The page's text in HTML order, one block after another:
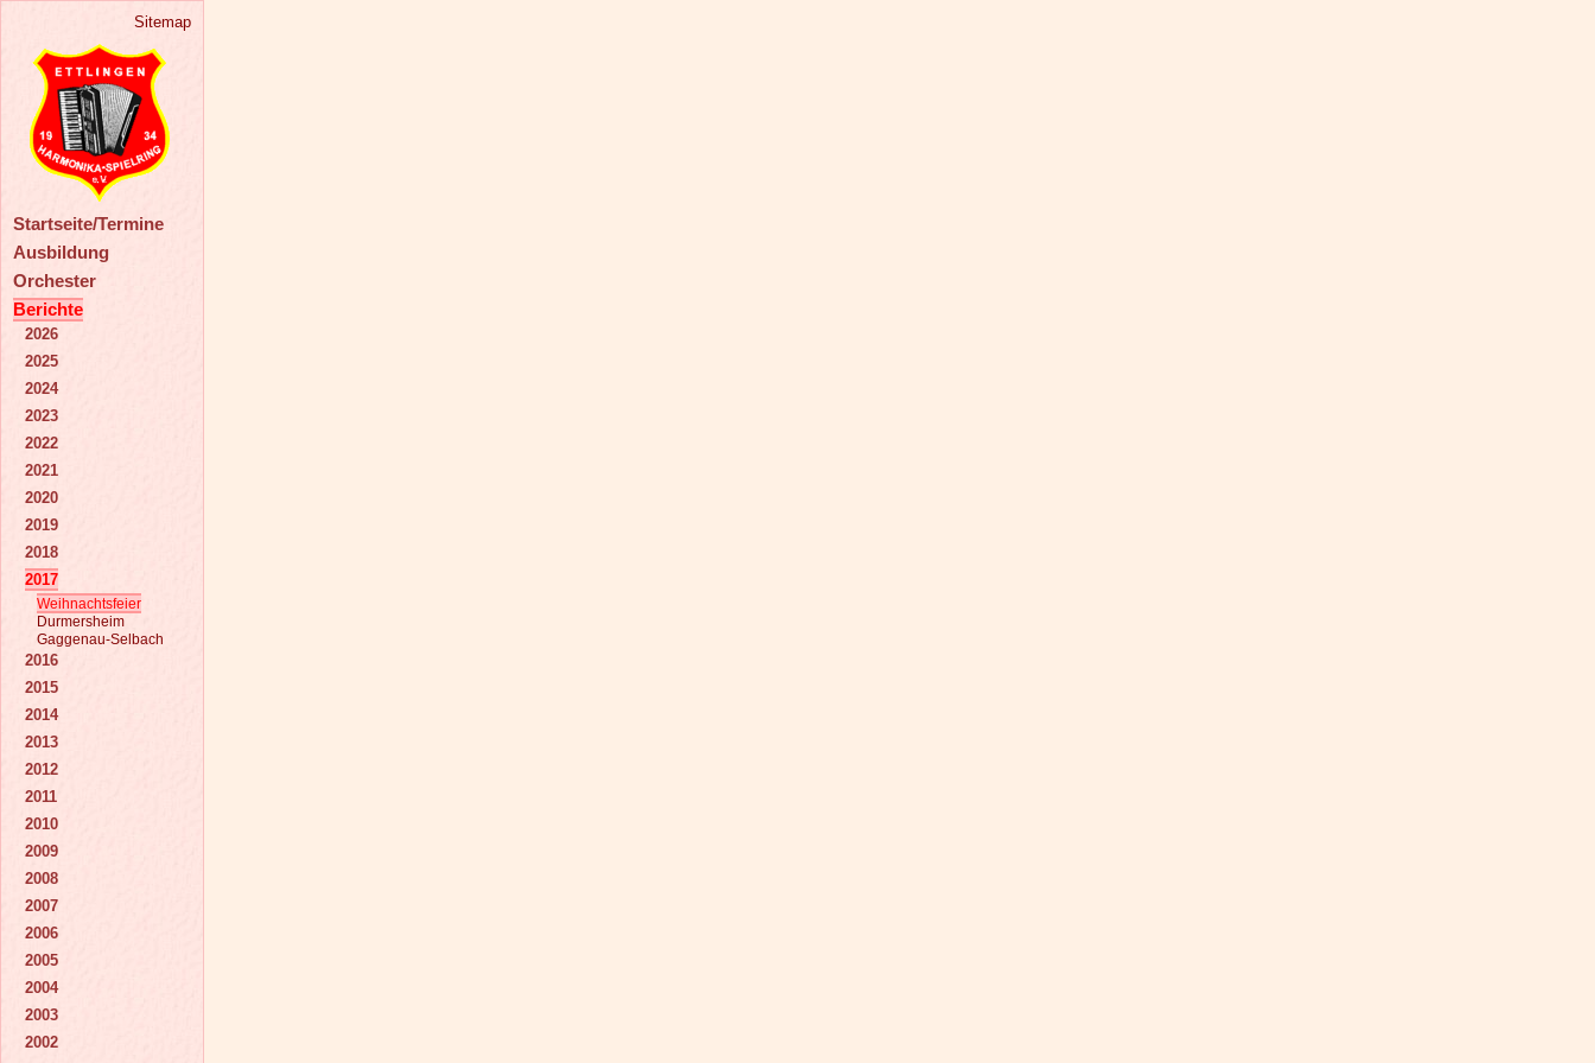
Sitemap
Startseite/Termine
Ausbildung
Orchester
Berichte
2026
2025
2024
2023
2022
2021
2020
2019
2018
2017
Weihnachtsfeier
Durmersheim
Gaggenau-Selbach
2016
2015
2014
2013
2012
2011
2010
2009
2008
2007
2006
2005
2004
2003
2002